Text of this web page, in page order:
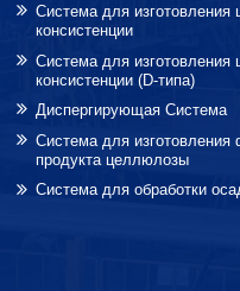
Система для
консистенции
Система для
консистенции (D-типа)
Диспергирующая Система
Система для изготовления
продукта целлюлозы
Система для обработки